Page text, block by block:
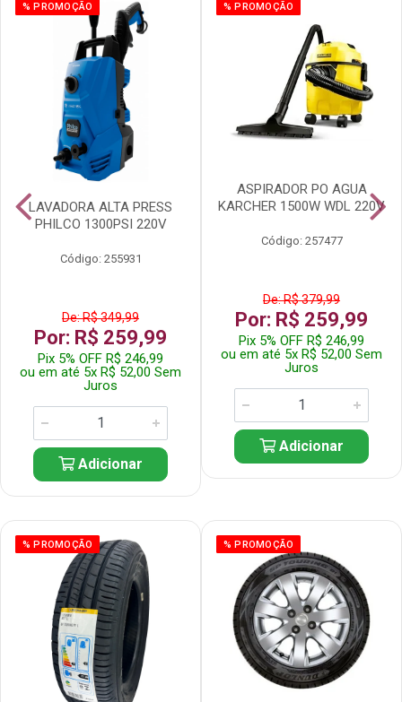
% PROMOÇÃO
LAVADORA ALTA PRESS
PHILCO 1300PSI 220V
Código: 255931
De: R$ 349,99
Por: R$ 259,99
Pix 5% OFF R$ 246,99
ou em até 5x R$ 52,00 Sem
Juros
Adicionar
% PROMOÇÃO
ASPIRADOR PO AGUA
KARCHER 1500W WDL 220V
Código: 257477
De: R$ 379,99
Por: R$ 259,99
Pix 5% OFF R$ 246,99
ou em até 5x R$ 52,00 Sem
Juros
Adicionar
% PROMOÇÃO % PROMOÇÃO